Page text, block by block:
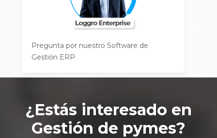
Pregunta por nuestro Software de
Gestión ERP
¿Estás interesado en
Gestión de pymes?